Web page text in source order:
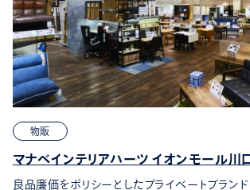
物販
マナベインテリアハーツ イオンモール川
良品廉価をポリシーとしたプライベートブラン